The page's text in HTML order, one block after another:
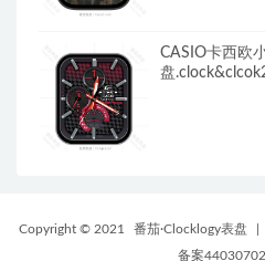
CASIO卡西欧
盘
Copyright © 2021 番茄·Clocklogy表盘
备案